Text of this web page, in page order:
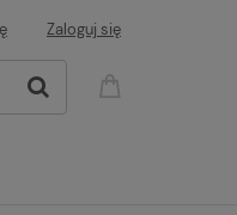
Zaloguj się